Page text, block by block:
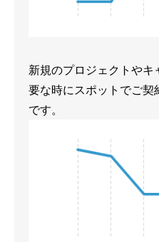
新規のプロジェクトや
要な時にスポットでご
です。